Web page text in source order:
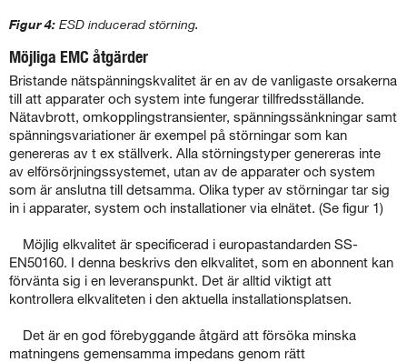
Figur 4: ESD inducerad störning.
Möjliga EMC åtgärder
Bristande nätspänningskvalitet är en av de vanligaste orsakerna
till att apparater och system inte fungerar tillfredsställande.
Nätavbrott, omkopplingstransienter, spänningssänkningar samt
spänningsvariationer är exempel på störningar som kan
genereras av t ex ställverk. Alla störningstyper genereras inte
av elförsörjningssystemet, utan av de apparater och system
som är anslutna till detsamma. Olika typer av störningar tar sig
in i apparater, system och installationer via elnätet. (Se figur 1)
Möjlig elkvalitet är specificerad i europastandarden SS-
EN50160. I denna beskrivs den elkvalitet, som en abonnent kan
förvänta sig i en leveranspunkt. Det är alltid viktigt att
kontrollera elkvaliteten i den aktuella installationsplatsen.
Det är en god förebyggande åtgärd att försöka minska
matningens gemensamma impedans genom rätt